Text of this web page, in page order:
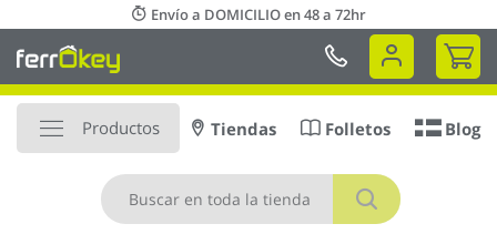
al
contenido
Envío a DOMICILIO en 48 a 72hr
Mi
Productos
Buscar
Tiendas Folletos Blog